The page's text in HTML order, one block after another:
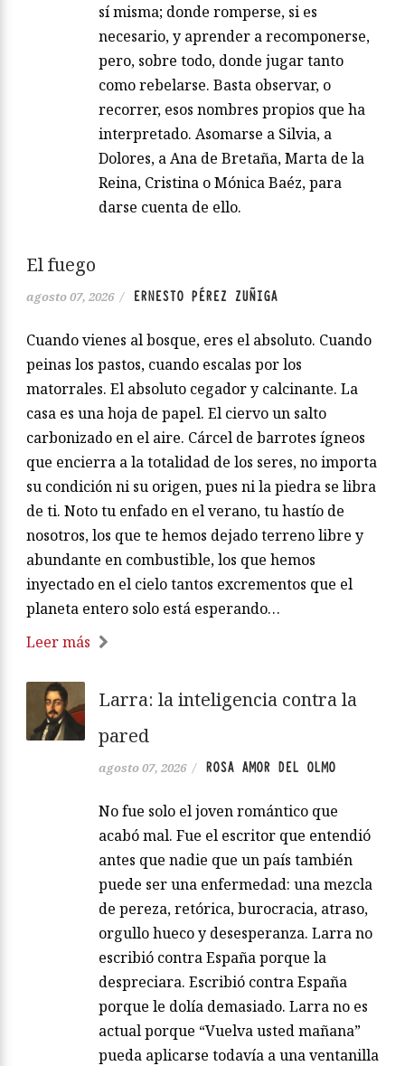
sí misma; donde romperse, si es
necesario, y aprender a recomponerse,
pero, sobre todo, donde jugar tanto
como rebelarse. Basta observar, o
recorrer, esos nombres propios que ha
interpretado. Asomarse a Silvia, a
Dolores, a Ana de Bretaña, Marta de la
Reina, Cristina o Mónica Baéz, para
darse cuenta de ello.
El fuego
agosto 07, 2026 / ERNESTO PÉREZ ZUÑIGA
Cuando vienes al bosque, eres el absoluto. Cuando
peinas los pastos, cuando escalas por los
matorrales. El absoluto cegador y calcinante. La
casa es una hoja de papel. El ciervo un salto
carbonizado en el aire. Cárcel de barrotes ígneos
que encierra a la totalidad de los seres, no importa
su condición ni su origen, pues ni la piedra se libra
de ti. Noto tu enfado en el verano, tu hastío de
nosotros, los que te hemos dejado terreno libre y
abundante en combustible, los que hemos
inyectado en el cielo tantos excrementos que el
planeta entero solo está esperando…
Leer más
Larra: la inteligencia contra la
pared
agosto 07, 2026 / ROSA AMOR DEL OLMO
No fue solo el joven romántico que
acabó mal. Fue el escritor que entendió
antes que nadie que un país también
puede ser una enfermedad: una mezcla
de pereza, retórica, burocracia, atraso,
orgullo hueco y desesperanza. Larra no
escribió contra España porque la
despreciara. Escribió contra España
porque le dolía demasiado. Larra no es
actual porque “Vuelva usted mañana”
pueda aplicarse todavía a una ventanilla